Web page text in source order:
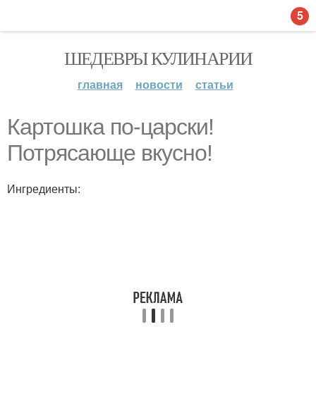
ШЕДЕВРЫ КУЛИНАРИИ
главная новости статьи
Картошка по-царски!
Потрясающе вкусно!
Ингредиенты:
5